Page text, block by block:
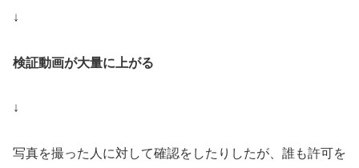
↓
検証動画が大量に上がる
↓
写真を撮った人に対して確認をしたりしたが、誰も許可を